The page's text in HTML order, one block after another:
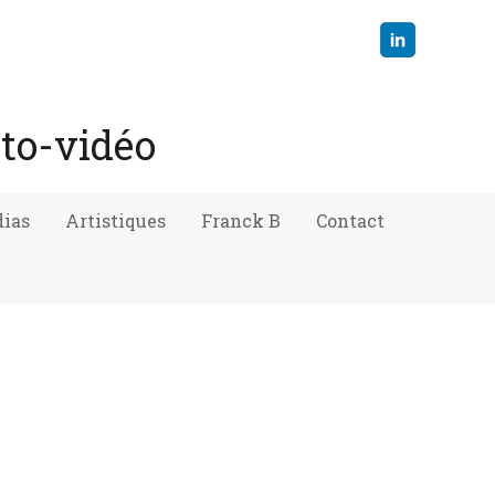
vidéo
Artistiques Franck B Contact